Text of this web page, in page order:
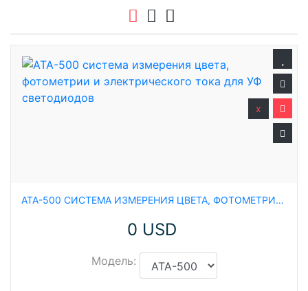
ATA-500 СИСТЕМА ИЗМЕРЕНИЯ ЦВЕТА, ФОТОМЕТРИИ И ЭЛЕКТРИЧЕСКОГО ТОКА ДЛЯ УФ СВЕТОДИОДОВ
0 USD
Модель:
x